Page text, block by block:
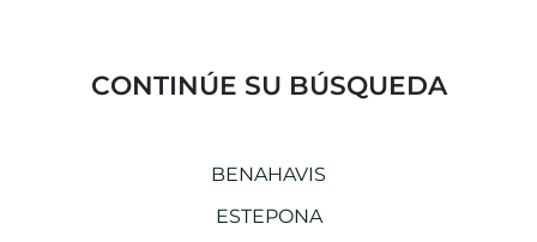
CONTINÚE SU BÚSQUEDA
BENAHAVIS
ESTEPONA